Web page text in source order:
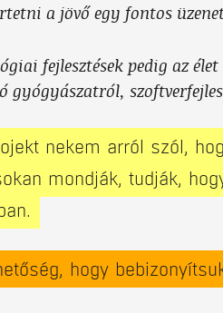
a jövő egy fontos
fejlesztések pedig az
gyógyászatról,
nekem arról szól,
mondják, tudják,
hogy